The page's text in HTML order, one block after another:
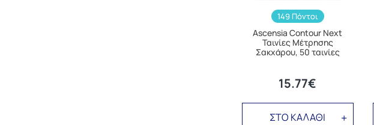
149 Πόντοι
Ascensia Contour Next
Ταινίες Μέτρησης
Σακχάρου, 50 ταινίες
15.77€
ΣΤΟ ΚΑΛΑΘΙ